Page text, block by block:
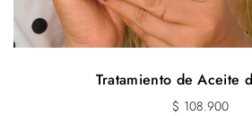
Tratamiento de Aceite
$ 108.900